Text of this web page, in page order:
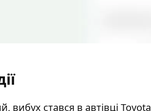
вибух стався в автівці Toyota